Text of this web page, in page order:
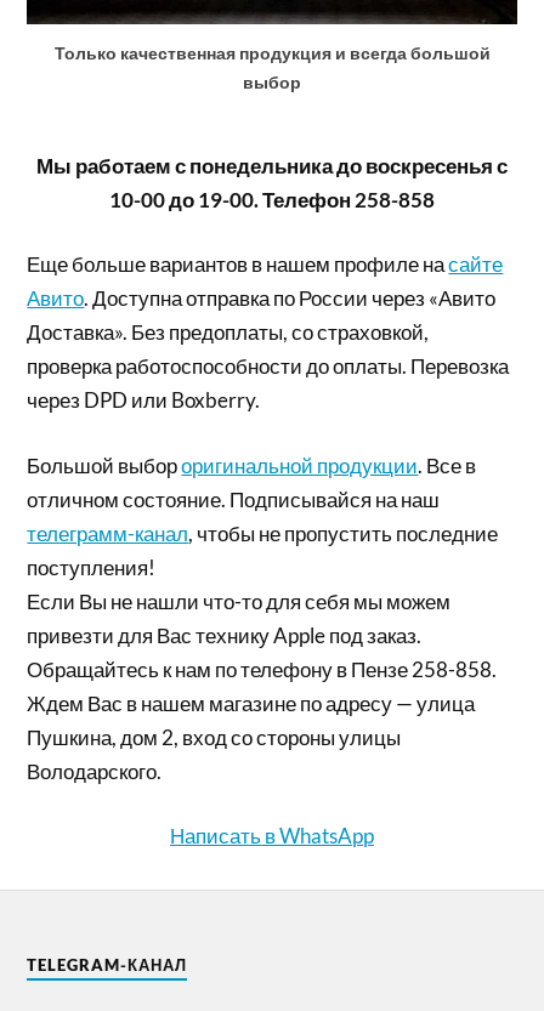
Только качественная продукция и всегда большой
выбор
Мы работаем с понедельника до воскресенья с
10-00 до 19-00. Телефон 258-858
Еще больше вариантов в нашем профиле насайте
Авито. Доступна отправка по России через «Авито
Доставка». Без предоплаты, со страховкой,
проверка работоспособности до оплаты. Перевозка
через DPD или Boxberry.
Большой выбороригинальной продукции. Все в
отличном состояние. Подписывайся на наш
телеграмм-канал, чтобы не пропустить последние
поступления!
Если Вы не нашли что-то для себя мы можем
привезти для Вас технику Apple под заказ.
Обращайтесь к нам по телефону в Пензе 258-858.
Ждем Вас в нашем магазине по адресу — улица
Пушкина, дом 2, вход со стороны улицы
Володарского.
Написать в WhatsApp
TELEGRAM-КАНАЛ